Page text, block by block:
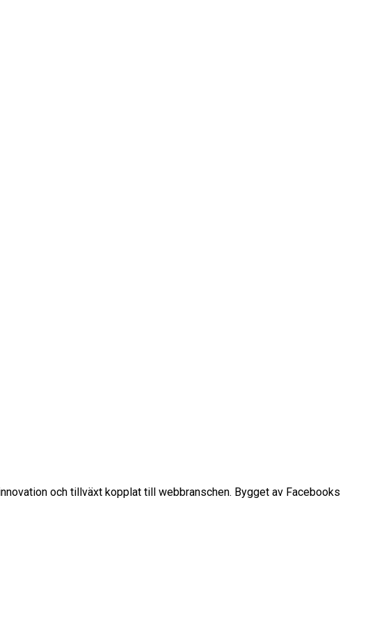
och tillväxt kopplat till webbranschen. Bygget av Facebooks